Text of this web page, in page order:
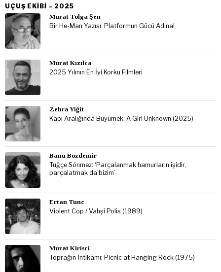
UÇUŞ EKIBI – 2025
Murat Tolga Şen
Bir He-Man Yazısı: Platformun Gücü Adına!
Murat Kızılca
2025 Yılının En İyi Korku Filmleri
Zehra Yiğit
Kapı Aralığında Büyümek: A Girl Unknown (2025)
Banu Bozdemir
Tuğçe Sönmez: ‘Parçalanmak hamurların işidir,
parçalatmak da bizim’
Ertan Tunc
Violent Cop / Vahşi Polis (1989)
Murat Kirisci
Toprağın İntikamı: Picnic at Hanging Rock (1975)